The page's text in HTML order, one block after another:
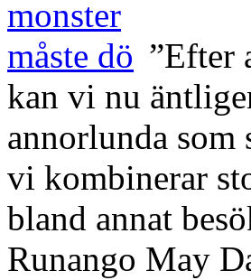
”Efter
kan vi nu
annorlunda som
vi kombinerar
bland annat
Runango May